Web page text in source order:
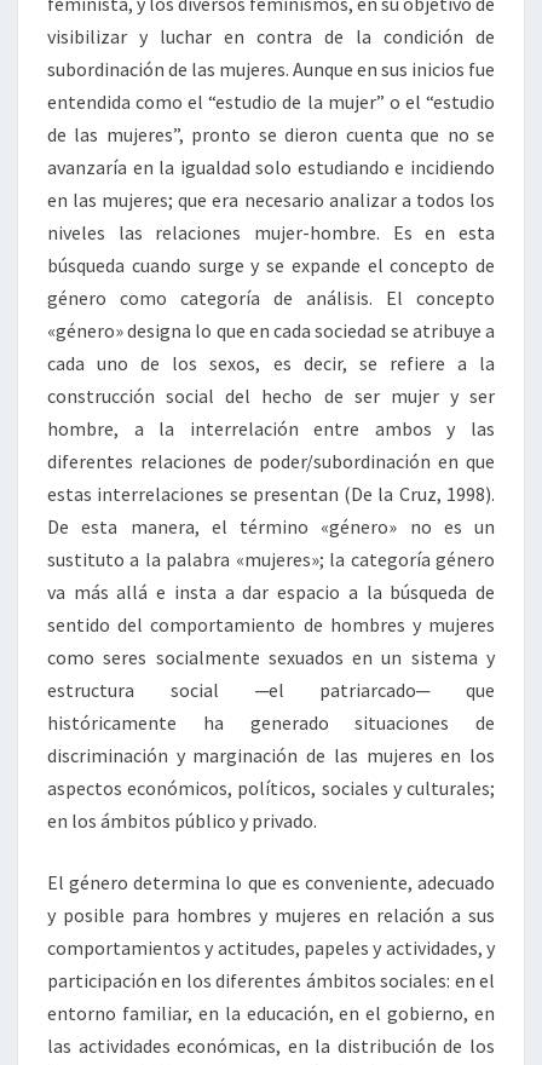
visibilizar y luchar en contra de la condición de
subordinación de las mujeres. Aunque en sus inicios fue
entendida como el “estudio de la mujer” o el “estudio
de las mujeres”, pronto se dieron cuenta que no se
avanzaría en la igualdad solo estudiando e incidiendo
en las mujeres; que era necesario analizar a todos los
niveles las relaciones mujer-hombre. Es en esta
búsqueda cuando surge y se expande el concepto de
género como categoría de análisis. El concepto
«género» designa lo que en cada sociedad se atribuye a
cada uno de los sexos, es decir, se refiere a la
construcción social del hecho de ser mujer y ser
hombre, a la interrelación entre ambos y las
diferentes relaciones de poder/subordinación en que
estas interrelaciones se presentan (De la Cruz, 1998).
De esta manera, el término «género» no es un
sustituto a la palabra «mujeres»; la categoría género
va más allá e insta a dar espacio a la búsqueda de
sentido del comportamiento de hombres y mujeres
como seres socialmente sexuados en un sistema y
estructura social ─el patriarcado─ que
históricamente ha generado situaciones de
discriminación y marginación de las mujeres en los
aspectos económicos, políticos, sociales y culturales;
en los ámbitos público y privado.
El género determina lo que es conveniente, adecuado
y posible para hombres y mujeres en relación a sus
comportamientos y actitudes, papeles y actividades, y
participación en los diferentes ámbitos sociales: en el
entorno familiar, en la educación, en el gobierno, en
las actividades económicas, en la distribución de los